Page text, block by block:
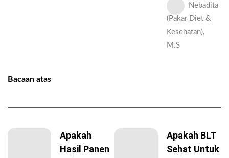
Nebadita
(Pakar Diet &
Kesehatan),
M.S
Bacaan atas
Apakah
Hasil Panen
Apakah BLT
Sehat Untuk